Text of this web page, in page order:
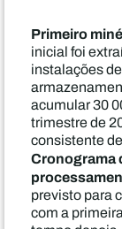
Primeiro
inicial foi
instalações
acumular 30
trimestre de
consistente
Cronograma
previsto para
com a